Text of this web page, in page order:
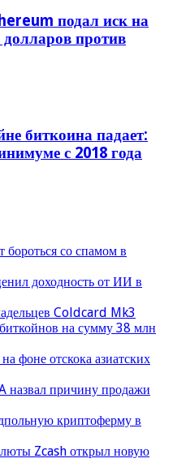
подал иск на
против
биткоина падает:
с 2018 года
бороться со спамом в
доходность от ИИ в
Coldcard Mk3
на сумму 38 млн
фоне отскока азиатских
назвал причину продажи
криптоферму в
Zcash открыл новую